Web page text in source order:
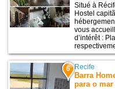
Situé à
Hostel
vous
d’intérêt :
6 Recife
Barra
para o mar